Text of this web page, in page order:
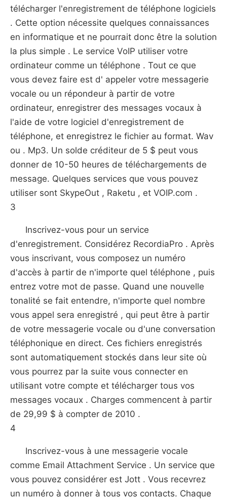
télécharger l'enregistrement de téléphone logiciels
. Cette option nécessite quelques connaissances
en informatique et ne pourrait donc être la solution
la plus simple . Le service VoIP utiliser votre
ordinateur comme un téléphone . Tout ce que
vous devez faire est d' appeler votre messagerie
vocale ou un répondeur à partir de votre
ordinateur, enregistrer des messages vocaux à
l'aide de votre logiciel d'enregistrement de
téléphone, et enregistrez le fichier au format. Wav
ou . Mp3. Un solde créditeur de 5 $ peut vous
donner de 10-50 heures de téléchargements de
message. Quelques services que vous pouvez
utiliser sont SkypeOut , Raketu , et VOIP.com .
3
Inscrivez-vous pour un service
d'enregistrement. Considérez RecordiaPro . Après
vous inscrivant, vous composez un numéro
d'accès à partir de n'importe quel téléphone , puis
entrez votre mot de passe. Quand une nouvelle
tonalité se fait entendre, n'importe quel nombre
vous appel sera enregistré , qui peut être à partir
de votre messagerie vocale ou d'une conversation
téléphonique en direct. Ces fichiers enregistrés
sont automatiquement stockés dans leur site où
vous pourrez par la suite vous connecter en
utilisant votre compte et télécharger tous vos
messages vocaux . Charges commencent à partir
de 29,99 $ à compter de 2010 .
4
Inscrivez-vous à une messagerie vocale
comme Email Attachment Service . Un service que
vous pouvez considérer est Jott . Vous recevrez
un numéro à donner à tous vos contacts. Chaque